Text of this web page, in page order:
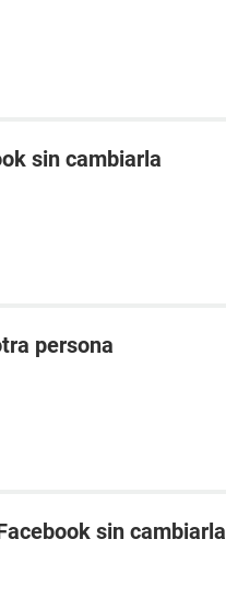
sin cambiarla
persona
sin cambiarla